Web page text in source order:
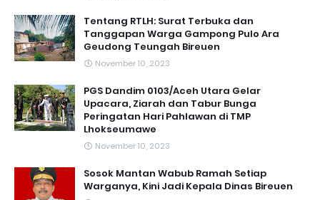
Tentang RTLH: Surat Terbuka dan
Tanggapan Warga Gampong Pulo Ara
Geudong Teungah Bireuen
November 10, 2023
PGS Dandim 0103/Aceh Utara Gelar
Upacara, Ziarah dan Tabur Bunga
Peringatan Hari Pahlawan di TMP
Lhokseumawe
November 10, 2023
Sosok Mantan Wabub Ramah Setiap
Warganya, Kini Jadi Kepala Dinas Bireuen